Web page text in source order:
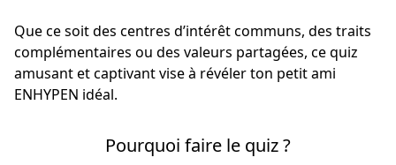
Que ce soit des centres d’intérêt communs, des traits
complémentaires ou des valeurs partagées, ce quiz
amusant et captivant vise à révéler ton petit ami
ENHYPEN idéal.
Pourquoi faire le quiz ?